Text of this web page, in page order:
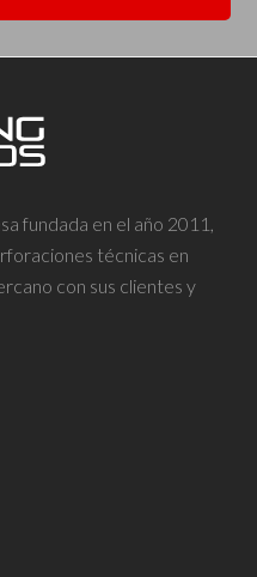
fundada en el año 2011,
técnicas en
con sus clientes y